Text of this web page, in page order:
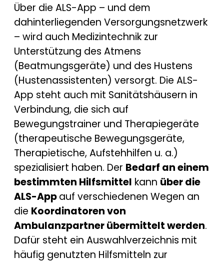
Über die ALS-App – und dem
dahinterliegenden Versorgungsnetzwerk
– wird auch Medizintechnik zur
Unterstützung des Atmens
(Beatmungsgeräte) und des Hustens
(Hustenassistenten) versorgt. Die ALS-
App steht auch mit Sanitätshäusern in
Verbindung, die sich auf
Bewegungstrainer und Therapiegeräte
(therapeutische Bewegungsgeräte,
Therapietische, Aufstehhilfen u. a.)
spezialisiert haben. Der Bedarf an einem
bestimmten Hilfsmittel kann über die
ALS-Appauf verschiedenen Wegen an
die Koordinatoren von
Ambulanzpartner übermittelt werden.
Dafür steht ein Auswahlverzeichnis mit
häufig genutzten Hilfsmitteln zur